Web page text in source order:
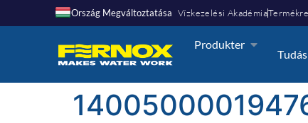
Ország Megváltoztatása Vízkezelési Akadémia
Produkter